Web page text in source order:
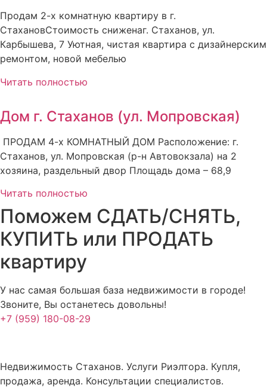
Продам 2-х комнатную квартиру в г.
СтахановСтоимость сниженаг. Стаханов, ул.
Карбышева, 7 Уютная, чистая квартира с дизайнерским
ремонтом, новой мебелью
Читать полностью
Дом г. Стаханов (ул. Мопровская)
ПРОДАМ 4-х КОМНАТНЫЙ ДОМ Расположение: г.
Стаханов, ул. Мопровская (р-н Автовокзала) на 2
хозяина, раздельный двор Площадь дома – 68,9
Читать полностью
Поможем СДАТЬ/СНЯТЬ,
КУПИТЬ или ПРОДАТЬ
квартиру
У нас самая большая база недвижимости в городе!
Звоните, Вы останетесь довольны!
+7 (959) 180-08-29
Недвижимость Стаханов. Услуги Риэлтора. Купля,
продажа, аренда. Консультации специалистов.